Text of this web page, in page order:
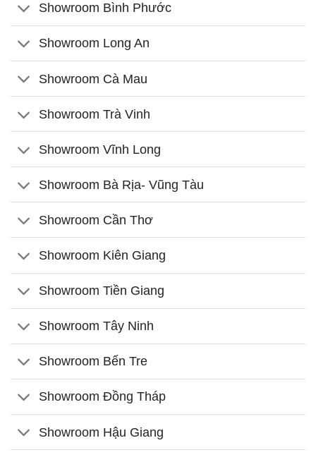
Showroom Bình Phước
Showroom Long An
Showroom Cà Mau
Showroom Trà Vinh
Showroom Vĩnh Long
Showroom Bà Rịa- Vũng Tàu
Showroom Cần Thơ
Showroom Kiên Giang
Showroom Tiền Giang
Showroom Tây Ninh
Showroom Bến Tre
Showroom Đồng Tháp
Showroom Hậu Giang